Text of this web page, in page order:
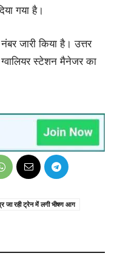
गया है।
जारी किया है। उत्तर
स्टेशन मैनेजर का
जा रही ट्रेन में लगी भीषण आग